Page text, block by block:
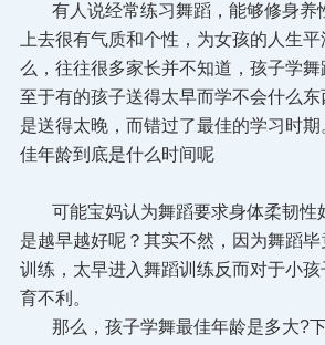
有人说经常练习舞蹈，能够修身养
上去很有气质和个性，为女孩的人生
么，往往很多家长并不知道，孩子学
至于有的孩子送得太早而学不会什么东
是送得太晚，而错过了最佳的学习时
佳年龄到底是什么时间呢
可能宝妈认为舞蹈要求身体柔韧性
是越早越好呢？其实不然，因为舞蹈
训练，太早进入舞蹈训练反而对于小
育不利。
那么，孩子学舞最佳年龄是多大?